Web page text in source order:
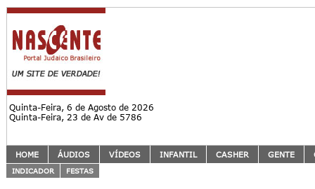
Quinta-Feira, 6 de Agosto de 2026
Quinta-Feira, 23 de Av de 5786
HOME ÁUDIOS VÍDEOS INFANTIL CASHER GENTE
INDICADOR FESTAS